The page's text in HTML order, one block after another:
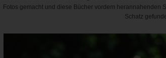
Fotos gemacht und diese Bücher vordem herannahenden
Schatz